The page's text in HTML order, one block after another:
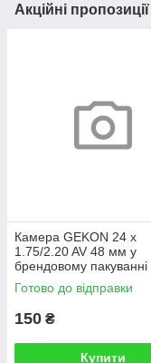
Акційні
Камера GEKON 24 x
1.75/2.20 AV 48 мм у
брендовому пакуванні
Готово до відправки
150 ₴
Купити